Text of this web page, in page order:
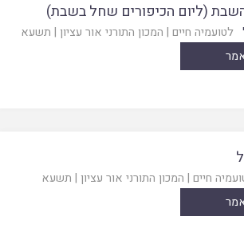
(ליום הכיפורים שחל בשבת)
לטועמיה חיים | המכון התורני אור עציון | תשעא
חיים | המכון התורני אור עציון | תשעא